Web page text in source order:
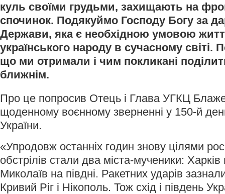
куль своїми грудьми, захищають на
спочинок. Подякуймо Господу Богу за
Держави, яка є необхідною умовою
українського народу в сучасному світі.
що ми отримали і чим покликані
ближнім.
Про це попросив Отець і Глава УГКЦ
щоденному воєнному зверненні у 150-й
України.
«Упродовж останніх годин знову цілями
обстрілів стали два міста-мученики: Харків
Миколаїв на півдні. Ракетних ударів
Кривий Ріг і Нікополь. Тож схід і південь